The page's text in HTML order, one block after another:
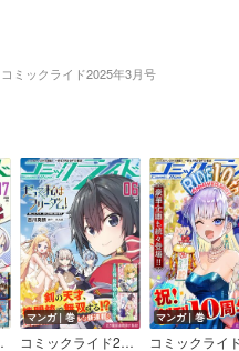
コミックライド2025年3月号
月号
マンガ｜巻
コミックライド2026年6月号
マンガ｜巻